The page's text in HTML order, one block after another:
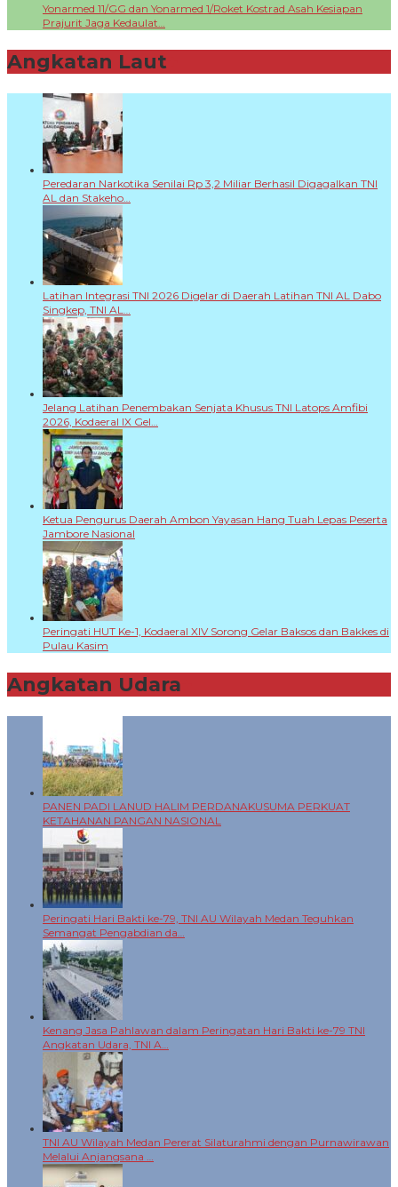
Yonarmed 11/GG dan Yonarmed 1/Roket Kostrad Asah Kesiapan
Prajurit Jaga Kedaulat…
Angkatan Laut
Peredaran Narkotika Senilai Rp 3,2 Miliar Berhasil Digagalkan TNI
AL dan Stakeho…
Latihan Integrasi TNI 2026 Digelar di Daerah Latihan TNI AL Dabo
Singkep, TNI AL…
Jelang Latihan Penembakan Senjata Khusus TNI Latops Amfibi
2026, Kodaeral IX Gel…
Ketua Pengurus Daerah Ambon Yayasan Hang Tuah Lepas Peserta
Jambore Nasional
Peringati HUT Ke-1, Kodaeral XIV Sorong Gelar Baksos dan Bakkes di
Pulau Kasim
Angkatan Udara
PANEN PADI LANUD HALIM PERDANAKUSUMA PERKUAT
KETAHANAN PANGAN NASIONAL
Peringati Hari Bakti ke-79, TNI AU Wilayah Medan Teguhkan
Semangat Pengabdian da…
Kenang Jasa Pahlawan dalam Peringatan Hari Bakti ke-79 TNI
Angkatan Udara, TNI A…
TNI AU Wilayah Medan Pererat Silaturahmi dengan Purnawirawan
Melalui Anjangsana …